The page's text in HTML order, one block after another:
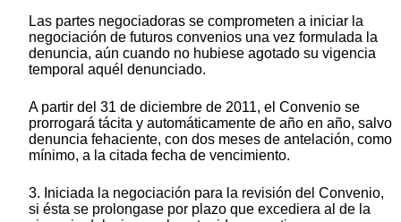
Las partes negociadoras se comprometen a iniciar la
negociación de futuros convenios una vez formulada la
denuncia, aún cuando no hubiese agotado su vigencia
temporal aquél denunciado.
A partir del 31 de diciembre de 2011, el Convenio se
prorrogará tácita y automáticamente de año en año, salvo
denuncia fehaciente, con dos meses de antelación, como
mínimo, a la citada fecha de vencimiento.
3. Iniciada la negociación para la revisión del Convenio,
si ésta se prolongase por plazo que excediera al de la